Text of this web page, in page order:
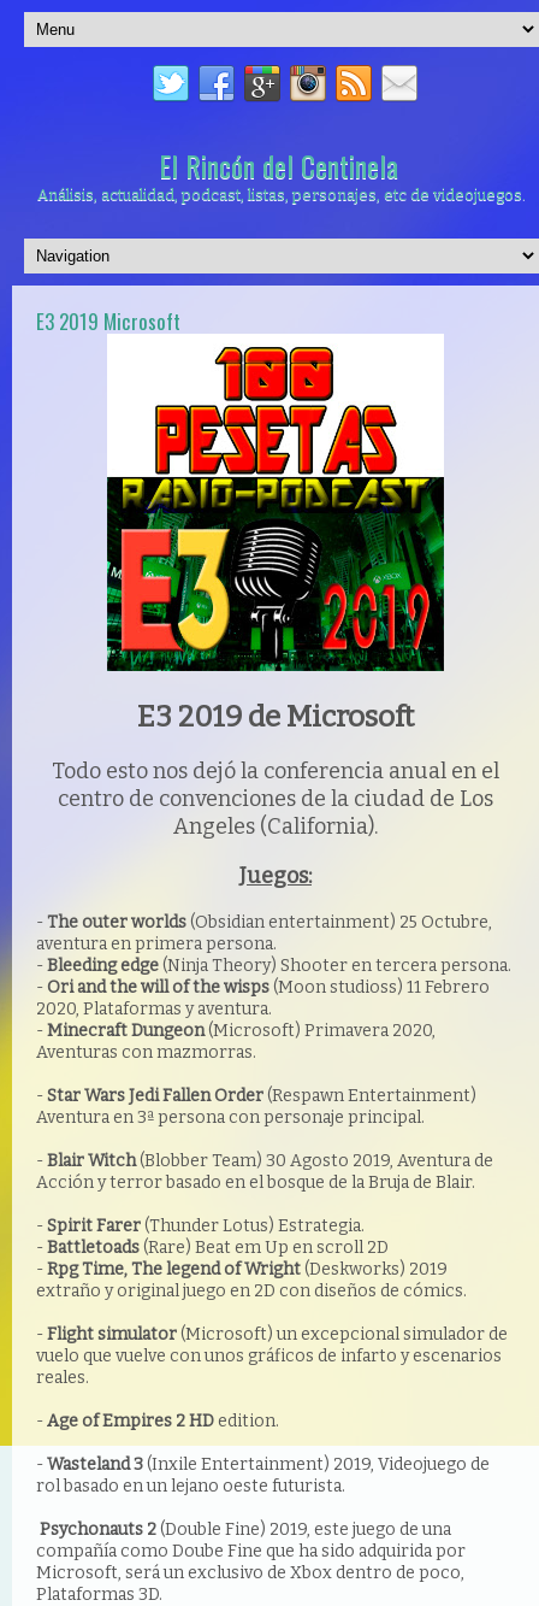
El Rincón del Centinela
Análisis, actualidad, podcast, listas, personajes, etc de videojuegos.
E3 2019 Microsoft
E3 2019 de Microsoft
Todo esto nos dejó la conferencia anual en el
centro de convenciones de la ciudad de Los
Angeles (California).
Juegos:
-The outer worlds(Obsidian entertainment) 25 Octubre,
aventura en primera persona.
-Bleeding edge(Ninja Theory) Shooter en tercera persona.
-Ori and the will of the wisps(Moon studioss) 11 Febrero
2020, Plataformas y aventura.
-Minecraft Dungeon(Microsoft) Primavera 2020,
Aventuras con mazmorras.
-Star Wars Jedi Fallen Order(Respawn Entertainment)
Aventura en 3ª persona con personaje principal.
-Blair Witch(Blobber Team) 30 Agosto 2019, Aventura de
Acción y terror basado en el bosque de la Bruja de Blair.
-Spirit Farer(Thunder Lotus) Estrategia.
-Battletoads(Rare) Beat em Up en scroll 2D
-Rpg Time, The legend of Wright(Deskworks) 2019
extraño y original juego en 2D con diseños de cómics.
-Flight simulator(Microsoft) un excepcional simulador de
vuelo que vuelve con unos gráficos de infarto y escenarios
reales.
-Age of Empires 2 HD edition.
-Wasteland 3(Inxile Entertainment) 2019, Videojuego de
rol basado en un lejano oeste futurista.
Psychonauts 2(Double Fine) 2019, este juego de una
compañía como Doube Fine que ha sido adquirida por
Microsoft, será un exclusivo de Xbox dentro de poco,
Plataformas 3D.